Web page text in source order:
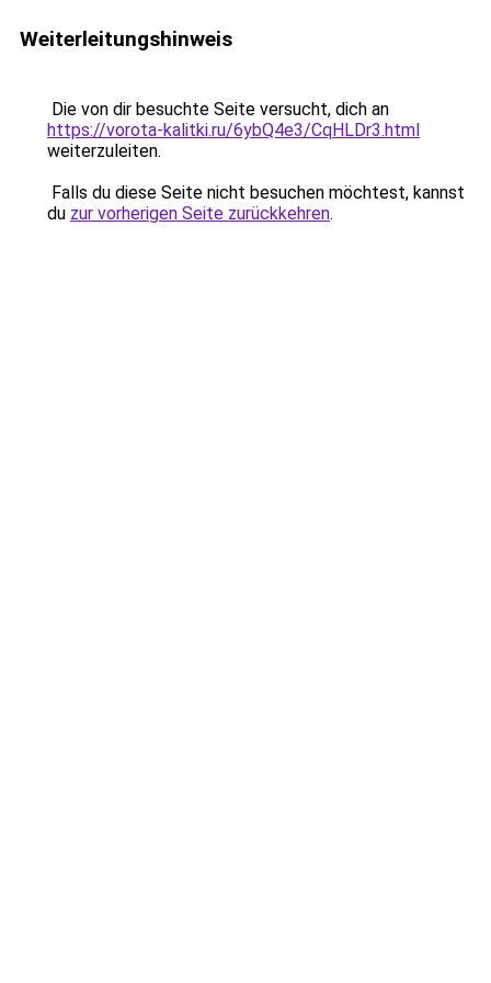
Weiterleitungshinweis
Die von dir besuchte Seite versucht, dich an
https://vorota-kalitki.ru/6ybQ4e3/CqHLDr3.html
weiterzuleiten.
Falls du diese Seite nicht besuchen möchtest, kannst
du zur vorherigen Seite zurückkehren.